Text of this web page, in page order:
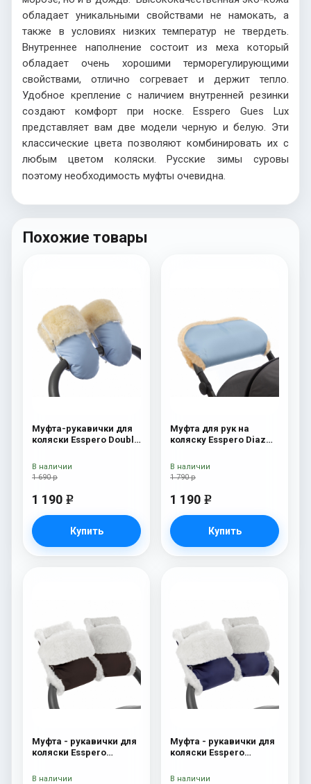
обладает уникальными свойствами не намокать, а
также в условиях низких температур не твердеть.
Внутреннее наполнение состоит из меха который
обладает очень хорошими терморегулирующими
свойствами, отлично согревает и держит тепло.
Удобное крепление с наличием внутренней резинки
создают комфорт при носке.Esspero Gues
Lux
представляет вам две модели черную и белую. Эти
классические цвета позволяют комбинировать их с
любым цветом коляски. Русские зимы суровы
поэтому необходимость муфты очевидна.
Похожие товары
Муфта-рукавички для
коляски Esspero Double
Blue Mountain
1 690 р
1 190 e
Купить
В наличии
Муфта для рук на
коляску Esspero Diaz
Blue Mountain
1 790 р
1 190 e
Купить
В наличии
Муфта - рукавички для
коляски Esspero
шерсть) Chocolat
В наличии
Муфта - рукавички для
коляски Esspero
шерсть) Navy
В наличии